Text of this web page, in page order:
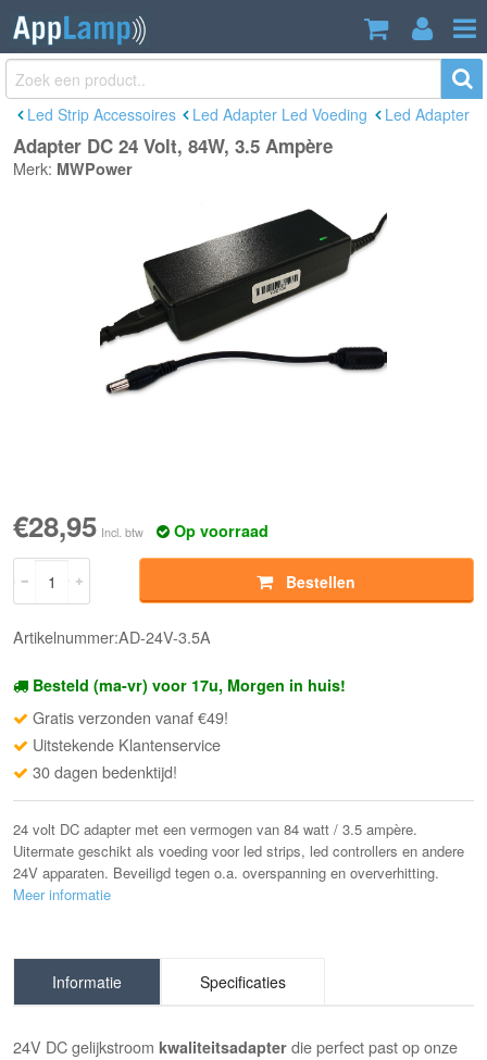
Adapter DC 24 Volt, 84W, 3.5 Ampère
€28,95
Led Strip Accessoires Led Adapter Led Voeding Led Adapter
Adapter DC 24 Volt, 84W, 3.5 Ampère
Merk: MWPower
€28,95 Incl. btw Op voorraad
Bestellen
Artikelnummer:AD-24V-3.5A
Besteld (ma-vr) voor 17u, Morgen in huis!
Gratis verzonden vanaf €49!
Uitstekende Klantenservice
30 dagen bedenktijd!
24 volt DC adapter met een vermogen van 84 watt / 3.5 ampère.
Uitermate geschikt als voeding voor led strips, led controllers en andere
24V apparaten. Beveiligd tegen o.a. overspanning en oververhitting.
Meer informatie
Informatie Specificaties
24V DC gelijkstroomkwaliteitsadapter die perfect past op onze